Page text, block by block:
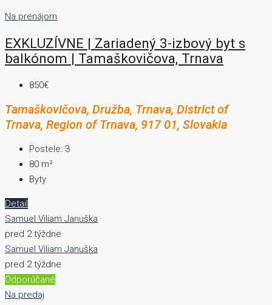
Na prenájom
EXKLUZÍVNE | Zariadený 3-izbový byt s
balkónom | Tamaškovičova, Trnava
850€
Tamaškovičova, Družba, Trnava, District of
Trnava, Region of Trnava, 917 01, Slovakia
Postele: 3
80 m²
Byty
Detail
Samuel Viliam Januška
pred 2 týždne
Samuel Viliam Januška
pred 2 týždne
Odporúčané
Na predaj